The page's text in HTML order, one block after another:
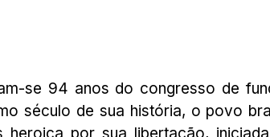
se 94 anos do congresso de
século de sua história, o povo